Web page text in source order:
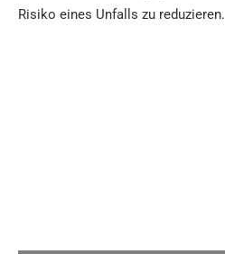
Risiko eines Unfalls zu reduzieren.